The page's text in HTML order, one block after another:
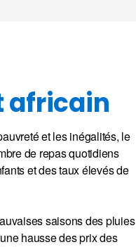
africain
et les inégalités, le
de repas quotidiens
et des taux élevés de
saisons des pluies
hausse des prix des